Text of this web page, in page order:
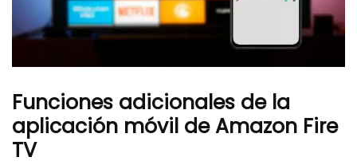
Funciones adicionales de la
aplicación móvil de Amazon Fire
TV